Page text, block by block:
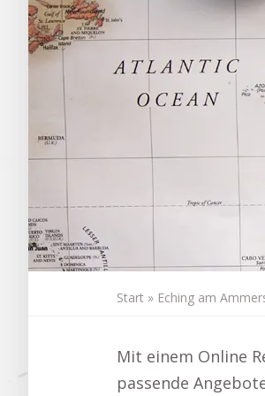
Start » Eching am
Mit einem Online
passende